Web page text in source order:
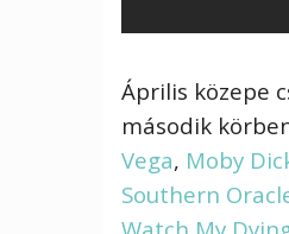
Április közepe
második
Vega, Moby
Southern